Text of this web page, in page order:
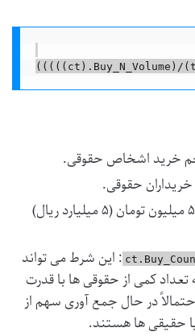
خرید اشخاص حقوقی.
حقوقی.
: معادل ۵۰۰ میلیون تومان (۵ میلیارد ریال)
: این شرط می تواند
کمی از حقوقی ها با قدرت
در حال جمع آوری سهم از
حقیقی ها هستند.